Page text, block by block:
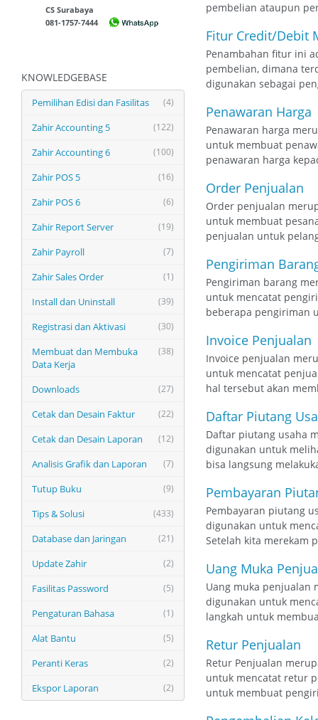
CS Surabaya
081-1757-7444
KNOWLEDGEBASE
(4)
Pemilihan Edisi dan Fasilitas
(122)
Zahir Accounting 5
(100)
Zahir Accounting 6
(16)
Zahir POS 5
(6)
Zahir POS 6
(19)
Zahir Report Server
(7)
Zahir Payroll
(1)
Zahir Sales Order
(39)
Install dan Uninstall
(30)
Registrasi dan Aktivasi
(38)
Membuat dan Membuka
Data Kerja
(27)
Downloads
(22)
Cetak dan Desain Faktur
(12)
Cetak dan Desain Laporan
(7)
Analisis Grafik dan Laporan
(9)
Tutup Buku
(433)
Tips & Solusi
(21)
Database dan Jaringan
(2)
Update Zahir
(5)
Fasilitas Password
(1)
Pengaturan Bahasa
(5)
Alat Bantu
(2)
Peranti Keras
(2)
Ekspor Laporan
pembelian ataupun
Fitur Credit/Debit
Penambahan fitur ini
pembelian, dimana
digunakan sebagai
Penawaran Harga
Penawaran harga
untuk membuat
penawaran harga
Order Penjualan
Order penjualan
untuk membuat
penjualan untuk
Pengiriman
Pengiriman barang
untuk mencatat
beberapa pengiriman
Invoice Penjualan
Invoice penjualan
untuk mencatat
hal tersebut akan
Daftar Piutang
Daftar piutang usaha
digunakan untuk
bisa langsung
Pembayaran
Pembayaran piutang
digunakan untuk
Setelah kita merekam
Uang Muka
Uang muka penjualan
digunakan untuk
langkah untuk
Retur Penjualan
Retur Penjualan
untuk mencatat retur
untuk membuat